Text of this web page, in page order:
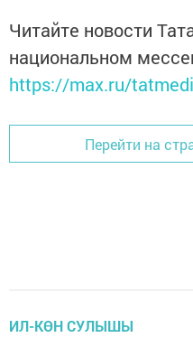
Читайте новости
национальном
https://max.ru/
Перейти на
ИЛ-КӨН СУЛЫШЫ